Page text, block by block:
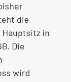
die
Hauptsitz in
Die
wird